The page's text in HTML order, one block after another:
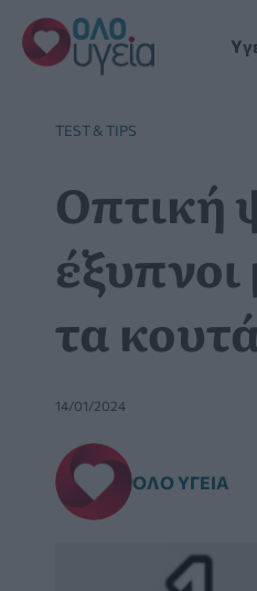
Μετάβαση
στο
περιεχόμενο
TEST & TIPS
Οπτική
τα
14/01/2024
ΌΛΟ ΥΓΕΊΑ